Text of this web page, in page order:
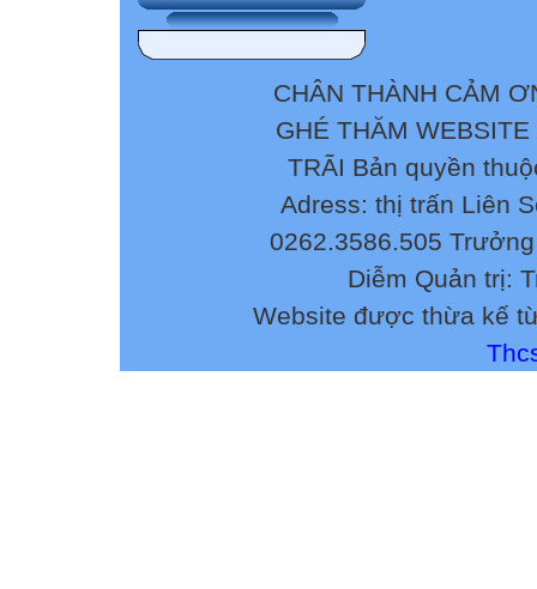
CHÂN THÀNH CẢM
GHÉ THĂM
TRÃI Bản quyền
Adress: thị trấn Liên
0262.3586.505
Diễm Quản trị:
Website được thừa kế